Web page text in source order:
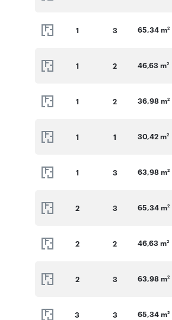
1 3 65,34 m2
1 2 46,63 m2
1 2 36,98 m2
1 1 30,42 m2
1 3 63,98 m2
2 3 65,34 m2
2 2 46,63 m2
2 3 63,98 m2
3 3 65,34 m2